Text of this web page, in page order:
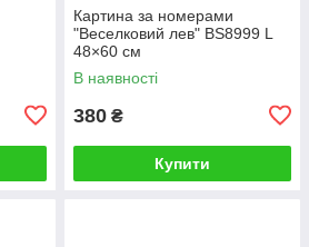
Картина за номерами
"Веселковий лев" BS8999 L
48×60 см
В наявності
380 ₴
Купити